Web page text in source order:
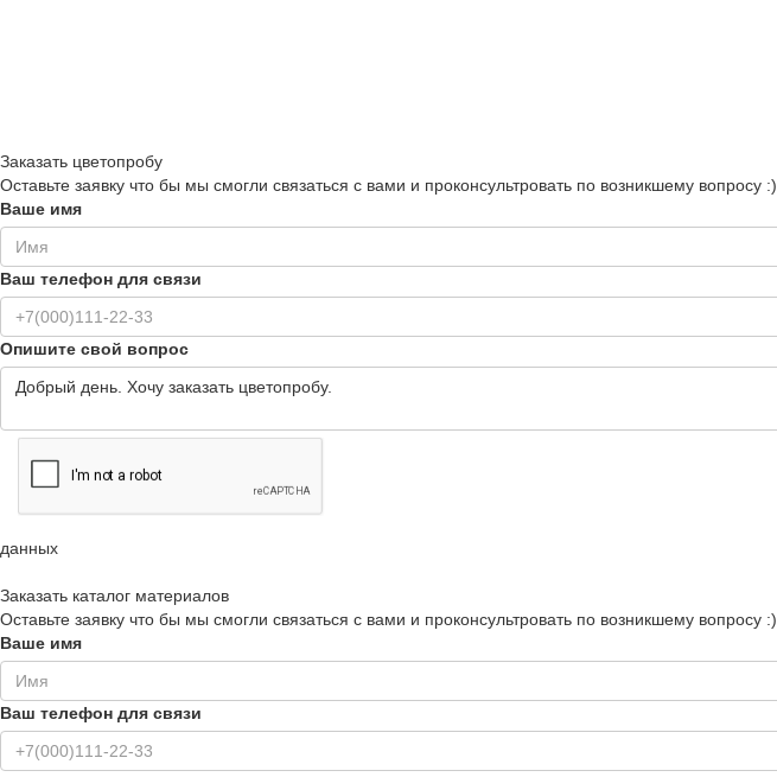
Заказать цветопробу
Оставьте заявку что бы мы смогли связаться с вами и проконсультровать по возникшему вопросу :)
Ваше имя
Ваш телефон для связи
Опишите свой вопрос
данных
Заказать каталог материалов
Оставьте заявку что бы мы смогли связаться с вами и проконсультровать по возникшему вопросу :)
Ваше имя
Ваш телефон для связи